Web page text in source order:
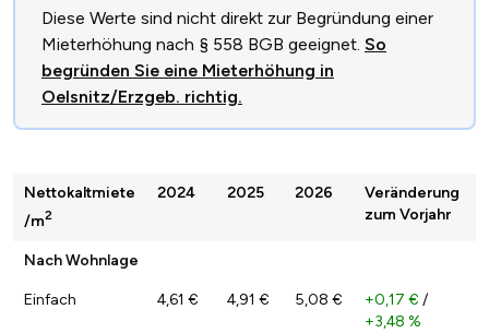
Diese Werte sind nicht direkt zur Begründung einer
Mieterhöhung nach § 558 BGB geeignet. So
begründen Sie eine Mieterhöhung in
Oelsnitz/Erzgeb. richtig.
Nettokaltmiete
/m2
2024 2025 2026
Veränderung
zum Vorjahr
Nach Wohnlage
Einfach 4,61 € 4,91 € 5,08 € +0,17 € /
+3,48 %